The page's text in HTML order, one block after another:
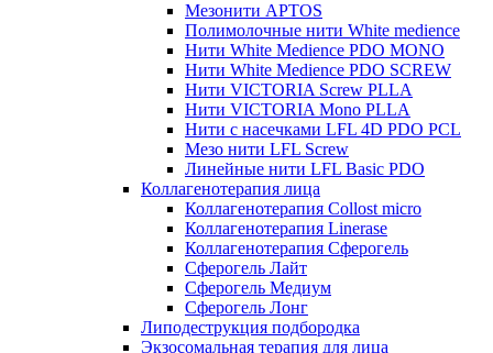
Мезонити APTOS
Полимолочные нити White medience
Нити White Medience PDO MONO
Нити White Medience PDO SCREW
Нити VICTORIA Screw PLLA
Нити VICTORIA Mono PLLA
Нити с насечками LFL 4D PDO PCL
Мезо нити LFL Screw
Линейные нити LFL Basic PDO
Коллагенотерапия лица
Коллагенотерапия Collost micro
Коллагенотерапия Linerase
Коллагенотерапия Сферогель
Сферогель Лайт
Сферогель Медиум
Сферогель Лонг
Липодеструкция подбородка
Экзосомальная терапия для лица